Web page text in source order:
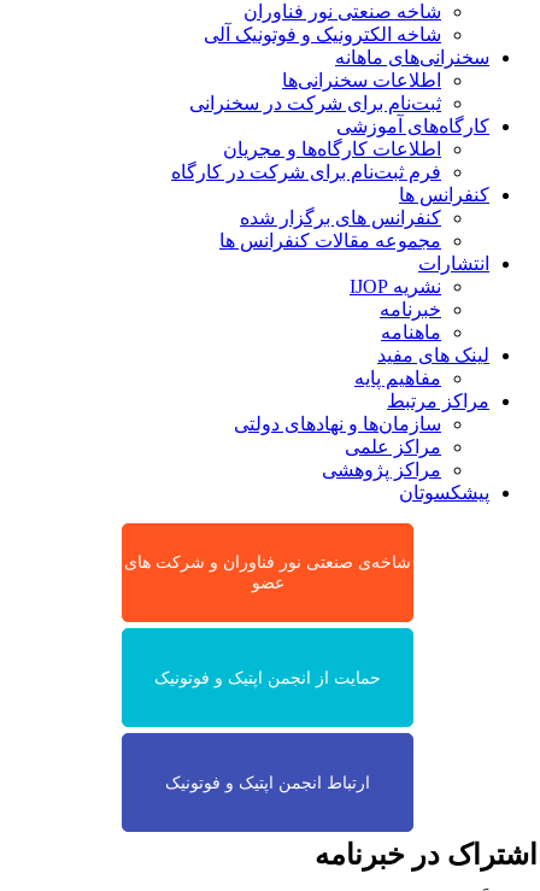
شاخه صنعتی نور فناوران
شاخه‌ الکترونیک و فوتونیک آلی
سخنرانی‌های ماهانه
اطلاعات سخنرانی‌‌ها
ثبت‌نام برای شرکت در سخنرانی
کارگاه‌های آموزشی
اطلاعات کارگاه‌ها و مجریان
فرم ثبت‌نام برای شرکت در کارگاه
کنفرانس ها
کنفرانس های برگزار شده
مجموعه مقالات کنفرانس ها
انتشارات
نشریه IJOP
خبرنامه
ماهنامه
لینک های مفید
مفاهیم پایه
مراکز مرتبط
سازمان‌ها و نهادهای دولتی
مراکز علمی
مراکز پژوهشی
پیشکسوتان
شاخه‌ی صنعتی نور فناوران و شرکت های
عضو
حمایت از انجمن اپتیک و فوتونیک
ارتباط انجمن اپتیک و فوتونیک
در خبرنامه